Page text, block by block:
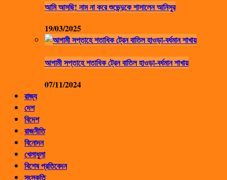
আমি আসছি! নাম না করে শুভেন্দুকে শাসালেন আনিসুর
19/03/2025
আগামী সপ্তাহে শতাধিক ট্রেন বাতিল হাওড়া-বর্ধমান শাখায়
07/11/2024
রাজ্য
দেশ
বিদেশ
রাজনীতি
বিনোদন
খেলাধুলা
বিশেষ প্রতিবেদন
সংস্কৃতি